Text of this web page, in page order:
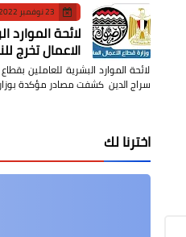
23 نوفمبر 2022
لائحة الموارد
الاعمال تخرج
لائحة الموارد البشرية للعاملين
سراج الدين كشفت مصادر مؤكدة
اخترنا لك